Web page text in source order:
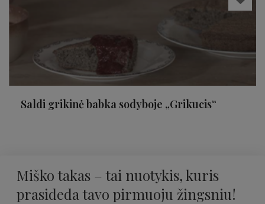
Saldi grikinė babka sodyboje „Grikucis“
Miško takas – tai nuotykis, kuris
prasideda tavo pirmuoju žingsniu!